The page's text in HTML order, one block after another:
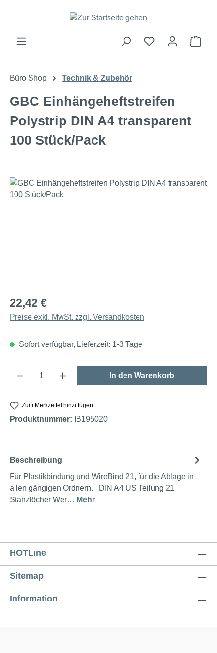
Zum Hauptinhalt springen
Büro Shop Technik & Zubehör
GBC Einhängeheftstreifen
Polystrip DIN A4 transparent
100 Stück/Pack
Bildergalerie überspringen
22,42 €
Preise exkl. MwSt. zzgl. Versandkosten
Sofort verfügbar, Lieferzeit: 1-3 Tage
Produkt Anzahl: Gib den gewünschten
In den Warenkorb
Zum Merkzettel hinzufügen
Produktnummer: IB195020
Beschreibung
Für Plastikbindung und WireBind 21, für die Ablage in
allen gängigen Ordnern. DIN A4 US Teilung 21
Stanzlöcher Wer… Mehr
HOTLine
Sitemap
Information